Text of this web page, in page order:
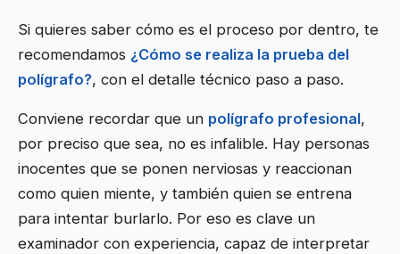
Si quieres saber cómo es el proceso por dentro, te
recomendamos ¿Cómo se realiza la prueba del
polígrafo?, con el detalle técnico paso a paso.
Conviene recordar que un polígrafo profesional,
por preciso que sea, no es infalible. Hay personas
inocentes que se ponen nerviosas y reaccionan
como quien miente, y también quien se entrena
para intentar burlarlo. Por eso es clave un
examinador con experiencia, capaz de interpretar